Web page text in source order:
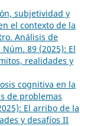
subjetividad y
el contexto de la
Análisis de
89 (2025): El
realidades y
cognitiva en la
de problemas
El arribo de la
y desafíos II